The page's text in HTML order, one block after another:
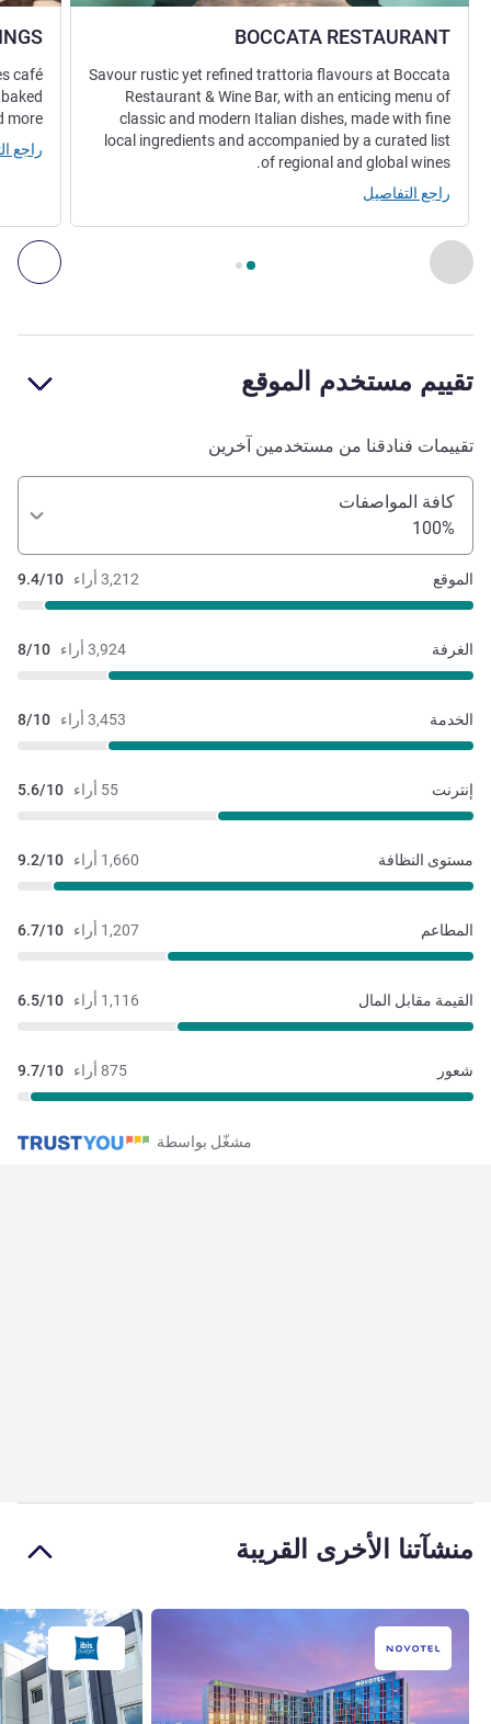
السابق - المطعمالصفحة
BOCCATA RESTAURANT
Savour rustic yet refined trattoria flavours at Boccata
Restaurant & Wine Bar, with an enticing menu of
classic and modern Italian dishes, made with fine
local ingredients and accompanied by a curated list
of regional and global wines.
راجع التفاصيل
café
more!
راجع
تقييم مستخدم الموقع
تقييمات فنادقنا من مستخدمين آخرين
كافة المواصفات
100%
3,212 أراء 9.4/10 الموقع
3,924 أراء 8/10 الغرفة
3,453 أراء 8/10 الخدمة
55 أراء 5.6/10 إنترنت
1,660 أراء 9.2/10 مستوى النظافة
1,207 أراء 6.7/10 المطاعم
1,116 أراء 6.5/10 القيمة مقابل المال
875 أراء 9.7/10 شعور
مشغّل بواسطة
منشآتنا الأخرى القريبة